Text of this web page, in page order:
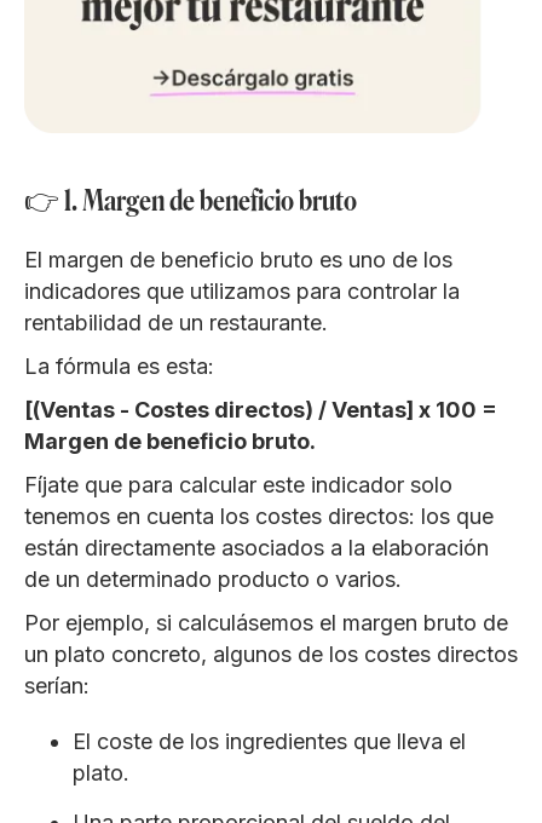
👉 1. Margen de beneficio bruto
El margen de beneficio bruto es uno de los
indicadores que utilizamos para controlar la
rentabilidad de un restaurante.
La fórmula es esta:
[(Ventas - Costes directos) / Ventas] x 100 =
Margen de beneficio bruto.
Fíjate que para calcular este indicador solo
tenemos en cuenta los costes directos: los que
están directamente asociados a la elaboración
de un determinado producto o varios.
Por ejemplo, si calculásemos el margen bruto de
un plato concreto, algunos de los costes directos
serían:
El coste de los ingredientes que lleva el
plato.